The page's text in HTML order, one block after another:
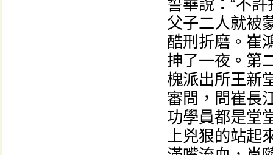
誓華說：“不
父子二人就被
酷刑折磨。崔
抻了一夜。第
槐派出所王新
審問，問崔長
功學員都是堂
上兇狠的站起